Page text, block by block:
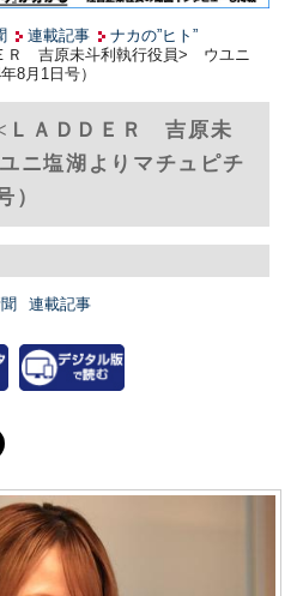
連載記事
ナカの”ヒト”
ＥＲ 吉原未斗利執行役員> ウユニ
8月1日号）
ＬＡＤＤＥＲ 吉原未
ニ塩湖よりマチュピチ
）
連載記事